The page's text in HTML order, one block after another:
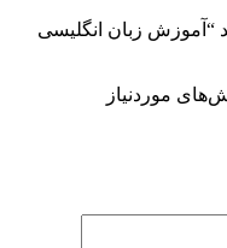
“آموزش زبان انگلیسی
موردنیاز